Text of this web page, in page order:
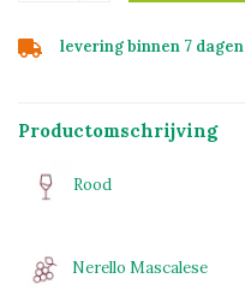
levering binnen 7 dagen
Productomschrijving
Rood
Nerello Mascalese